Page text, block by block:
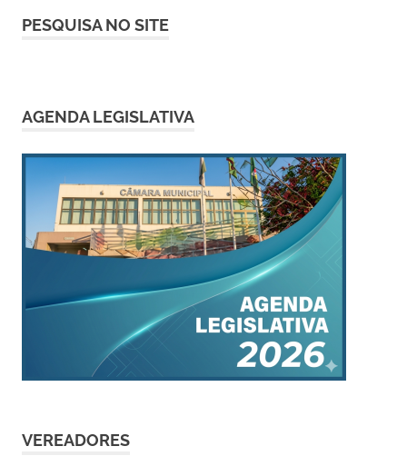
PESQUISA NO SITE
AGENDA LEGISLATIVA
VEREADORES